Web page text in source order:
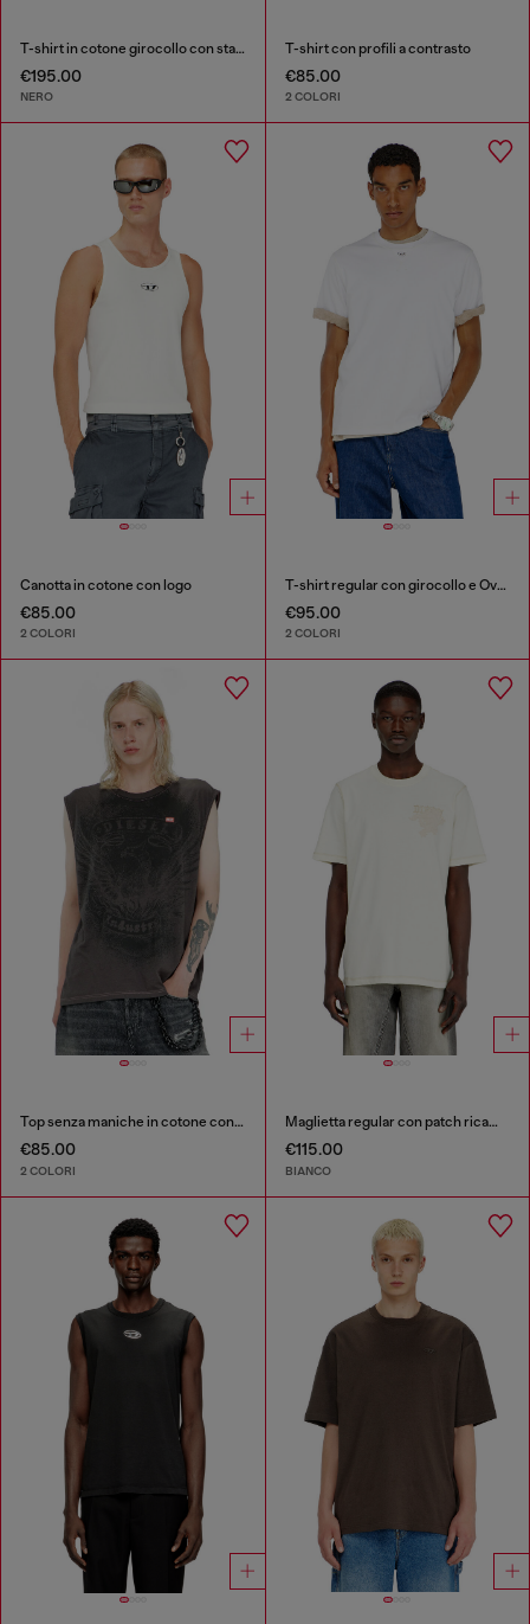
T-shirt in cotone girocollo con stampa foil
€195.00
NERO
T-shirt con profili a contrasto
€85.00
2 COLORI
Canotta in cotone con logo
€85.00
2 COLORI
T-shirt regular con girocollo e Oval D
€95.00
2 COLORI
Top senza maniche in cotone con grafica tono su tono
€85.00
2 COLORI
Maglietta regular con patch ricamato
€115.00
BIANCO